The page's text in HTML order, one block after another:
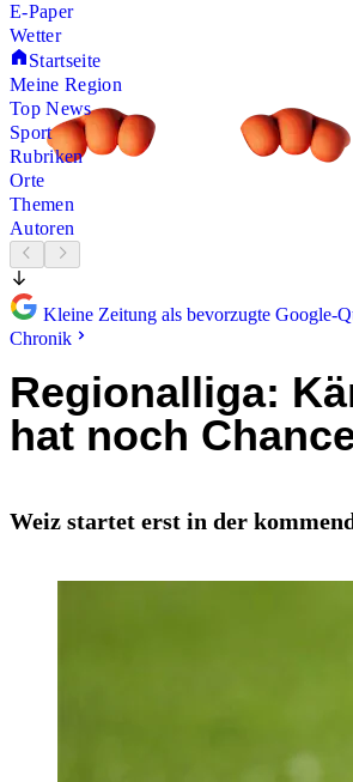
E-Paper
Wetter
Startseite
Meine Region
Top News
Sport
Rubriken
Orte
Themen
Autoren
Kleine Zeitung als bevorzugte Google-
Chronik
Regionalliga:
hat noch
Weiz startet erst in der